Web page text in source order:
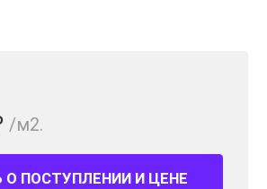
/м2.
О ПОСТУПЛЕНИИ И ЦЕНЕ